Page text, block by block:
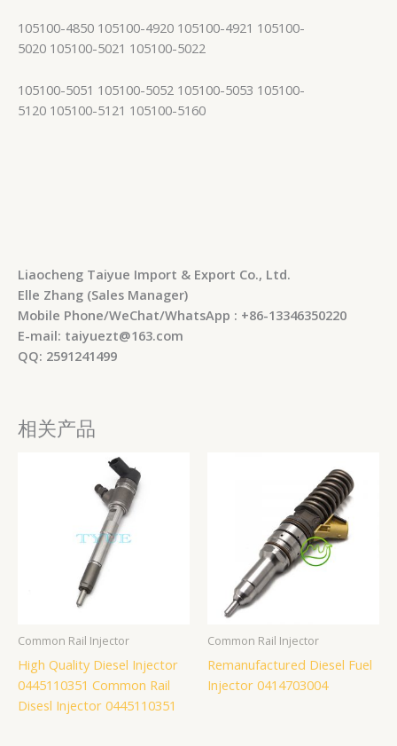
105100-4850 105100-4920 105100-4921 105100-
5020 105100-5021 105100-5022
105100-5051 105100-5052 105100-5053 105100-
5120 105100-5121 105100-5160
Liaocheng Taiyue Import & Export Co., Ltd.
Elle Zhang (Sales Manager)
Mobile Phone/WeChat/WhatsApp : +86-13346350220
E-mail: taiyuezt@163.com
QQ: 2591241499
相关产品
Common Rail Injector
High Quality Diesel Injector
0445110351 Common Rail
Disesl Injector 0445110351
Common Rail Injector
Remanufactured Diesel Fuel
Injector 0414703004